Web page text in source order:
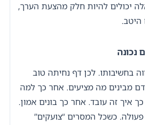
יכולים להיות חלק מהצעת הערך,
נכונה
בחשיבותו. לכן דף נחיתה טוב
מבינים מה מציעים. אחר כך למה
איך זה עובד. אחר כך בונים אמון.
כשכל המסרים “צועקים”